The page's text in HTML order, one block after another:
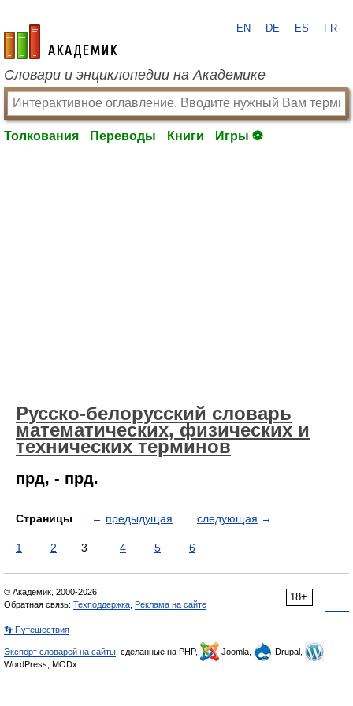
academic.ru
EN DE ES FR
Словари и энциклопедии на Академике
Толкования Переводы Книги Игры ⚽
Русско-белорусский словарь
математических, физических и
технических терминов
прд, - прд.
Страницы ← предыдущая следующая →
1 2 3 4 5 6
18+
© Академик, 2000-2026
Обратная связь: Техподдержка Реклама на сайте
👣 Путешествия
Экспорт словарей на сайты , сделанные на PHP, Joomla,
Drupal,
WordPress, MODx.